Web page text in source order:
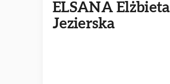
ELSANA Elżbieta
Jezierska